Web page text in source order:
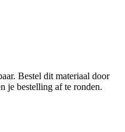
Bestel dit materiaal door
je bestelling af te ronden.